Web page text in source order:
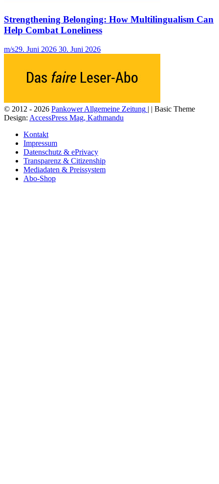
Strengthening Belonging: How Multilingualism Can
Help Combat Loneliness
m/s29. Juni 2026 30. Juni 2026
© 2012 - 2026 Pankower Allgemeine Zeitung | | Basic Theme
Design: AccessPress Mag, Kathmandu
Kontakt
Impressum
Datenschutz & ePrivacy
Transparenz & Citizenship
Mediadaten & Preissystem
Abo-Shop